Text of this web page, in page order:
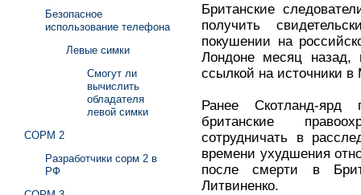
Британские
получить
покушении на
Лондоне месяц назад,
ссылкой на источники в
Ранее Скотланд-ярд
британские
сотрудничать в
времени ухудшения
после смерти в
Литвиненко.
Безопасное
использование телефона
Левые симки
Смогут ли
вычислить
обладателя
левой симки
СОРМ 2
Разработчики сорм 2 в
РФ